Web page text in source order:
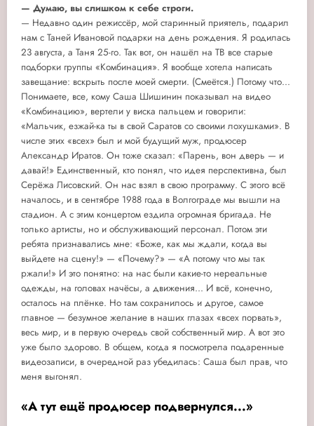
— Думаю, вы слишком к себе строги.
— Недавно один режиссёр, мой старинный приятель, подарил
нам с Таней Ивановой подарки на день рождения. Я родилась
23 августа, а Таня 25-го. Так вот, он нашёл на ТВ все старые
подборки группы «Комбинация». Я вообще хотела написать
завещание: вскрыть после моей смерти. (Смеётся.) Потому что...
Понимаете, все, кому Саша Шишинин показывал на видео
«Комбинацию», вертели у виска пальцем и говорили:
«Мальчик, езжай-ка ты в свой Саратов со своими лохушками». В
числе этих «всех» был и мой будущий муж, продюсер
Александр Иратов. Он тоже сказал: «Парень, вон дверь — и
давай!» Единственный, кто понял, что идея перспективна, был
Серёжа Лисовский. Он нас взял в свою программу. С этого всё
началось, и в сентябре 1988 года в Волгограде мы вышли на
стадион. А с этим концертом ездила огромная бригада. Не
только артисты, но и обслуживающий персонал. Потом эти
ребята признавались мне: «Боже, как мы ждали, когда вы
выйдете на сцену!» — «Почему?» — «А потому что мы так
ржали!» И это понятно: на нас были какие-то нереальные
одежды, на головах начёсы, а движения... И всё, конечно,
осталось на плёнке. Но там сохранилось и другое, самое
главное — безумное желание в наших глазах «всех порвать»,
весь мир, и в первую очередь свой собственный мир. А вот это
уже было здорово. В общем, когда я посмотрела подаренные
видеозаписи, в очередной раз убедилась: Саша был прав, что
меня выгонял.
«А тут ещё продюсер подвернулся...»